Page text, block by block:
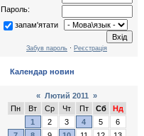
Пароль:
запам'ятати
Забув пароль · Реєстрація
Календар новин
« Лютий 2011 »
Пн
Вт Ср Чт Пт Сб
Нд
1
2 3 4 5
6